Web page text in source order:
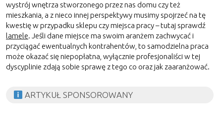
wystrój wnętrza stworzonego przez nas domu czy też
mieszkania, a z nieco innej perspektywy musimy spojrzeć na tę
kwestię w przypadku sklepu czy miejsca pracy – tutaj sprawdź
lamele. Jeśli dane miejsce ma swoim aranżem zachwycać i
przyciągać ewentualnych kontrahentów, to samodzielna praca
może okazać się niepopłatna, wyłącznie profesjonaliści w tej
dyscyplinie zdają sobie sprawę z tego co oraz jak zaaranżować.
ARTYKUŁ SPONSOROWANY